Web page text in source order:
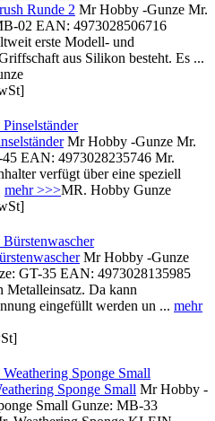
Runde 2 Mr Hobby -Gunze Mr.
02 EAN: 4973028506716
erste Modell- und
aus Silikon besteht. Es ...
Mr Hobby -Gunze Mr.
45 EAN: 4973028235746 Mr.
verfügt über eine speziell
mehr >>>MR. Hobby Gunze
Mr Hobby -Gunze
GT-35 EAN: 4973028135985
Metalleinsatz. Da kann
eingefüllt werden un ... mehr
Sponge Small Mr Hobby -
Small Gunze: MB-33